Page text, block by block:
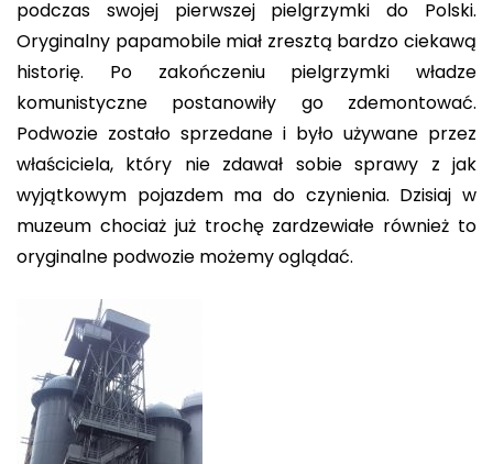
podczas swojej pierwszej pielgrzymki do Polski.
Oryginalny papamobile miał zresztą bardzo ciekawą
historię. Po zakończeniu pielgrzymki władze
komunistyczne postanowiły go zdemontować.
Podwozie zostało sprzedane i było używane przez
właściciela, który nie zdawał sobie sprawy z jak
wyjątkowym pojazdem ma do czynienia. Dzisiaj w
muzeum chociaż już trochę zardzewiałe również to
oryginalne podwozie możemy oglądać.